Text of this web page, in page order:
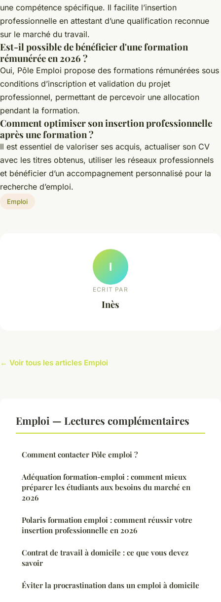
une compétence spécifique. Il facilite l’insertion
professionnelle en attestant d’une qualification reconnue
sur le marché du travail.
Est-il possible de bénéficier d'une formation
rémunérée en 2026 ?
Oui, Pôle Emploi propose des formations rémunérées sous
conditions d’inscription et validation du projet
professionnel, permettant de percevoir une allocation
pendant la formation.
Comment optimiser son insertion professionnelle
après une formation ?
Il est essentiel de valoriser ses acquis, actualiser son CV
avec les titres obtenus, utiliser les réseaux professionnels
et bénéficier d’un accompagnement personnalisé pour la
recherche d’emploi.
Emploi
I
ECRIT PAR
Inès
← Voir tous les articles Emploi
Emploi — Lectures complémentaires
Comment contacter Pôle emploi ?
Adéquation formation-emploi : comment mieux
préparer les étudiants aux besoins du marché en
2026
Polaris formation emploi : comment réussir votre
insertion professionnelle en 2026
Contrat de travail à domicile : ce que vous devez
savoir
Éviter la procrastination dans un emploi à domicile